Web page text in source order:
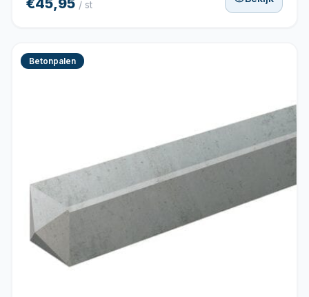
€45,95 / st
Betonpalen